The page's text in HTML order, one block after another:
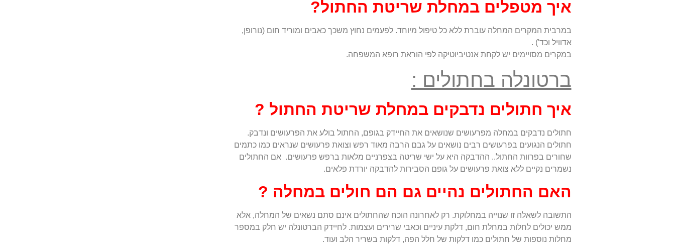
איך מטפלים במחלת שריטת החתול?
במרבית המקרים המחלה עוברת ללא כל טיפול מיוחד. לפעמים נחוץ משכך כאבים ומוריד חום (נורופן,
אדוויל וכד') .
במקרים מסויימים יש לקחת אנטיביוטיקה לפי הוראת רופא המשפחה.
ברטונלה בחתולים :
איך חתולים נדבקים במחלת שריטת החתול ?
חתולים נדבקים במחלה מפרעושים שנושאים את החיידק בגופם, החתול בולע את הפרעושים ונדבק.
חתולים הנגועים בפרעושים רבים נושאים על גבם הרבה מאוד רפש וצואת פרעושים שנראים כמו כתמים
שחורים בפרוות החתול.. ההדבקה היא על ישי שריטה בצפרניים מלאות ברפש פרעושים. אם החתולים
נשמרים נקיים ללא צואת פרעושים על גופם הסבירות להדבקה יורדת פלאים.
האם החתולים נהיים גם הם חולים במחלה ?
התשובה לשאלה זו שנוייה במחלוקת. רק לאחרונה הוכח שהחתולים אינם סתם נשאים של המחלה, אלא
ממש יכולים לחלות במחלת חום, דלקת עיניים וכאבי שרירים ועצמות. לחיידק הברטונלה יש חלק במספר
מחלות נוספות של חתולים כמו דלקות של חלל הפה, דלקות בשריר הלב ועוד.